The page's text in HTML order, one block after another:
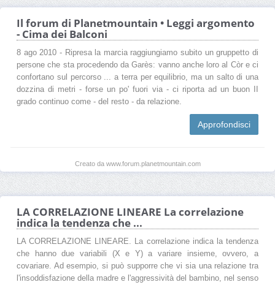
Il forum di Planetmountain • Leggi argomento
- Cima dei Balconi
8 ago 2010 - Ripresa la marcia raggiungiamo subito un gruppetto di
persone che sta procedendo da Garès: vanno anche loro al Còr e ci
confortano sul percorso ... a terra per equilibrio, ma un salto di una
dozzina di metri - forse un po' fuori via - ci riporta ad un buon II
grado continuo come - del resto - da relazione.
Approfondisci
Creato da www.forum.planetmountain.com
LA CORRELAZIONE LINEARE La correlazione
indica la tendenza che ...
LA CORRELAZIONE LINEARE. La correlazione indica la tendenza
che hanno due variabili (X e Y) a variare insieme, ovvero, a
covariare. Ad esempio, si può supporre che vi sia una relazione tra
l'insoddisfazione della madre e l'aggressività del bambino, nel senso